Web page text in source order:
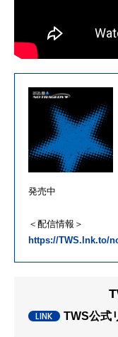
発売中
＜配信情報＞
https://TWS.lnk.to/
TWS公式